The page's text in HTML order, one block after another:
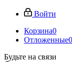
Войти
Корзина0
Отложенные0
Будьте на связи